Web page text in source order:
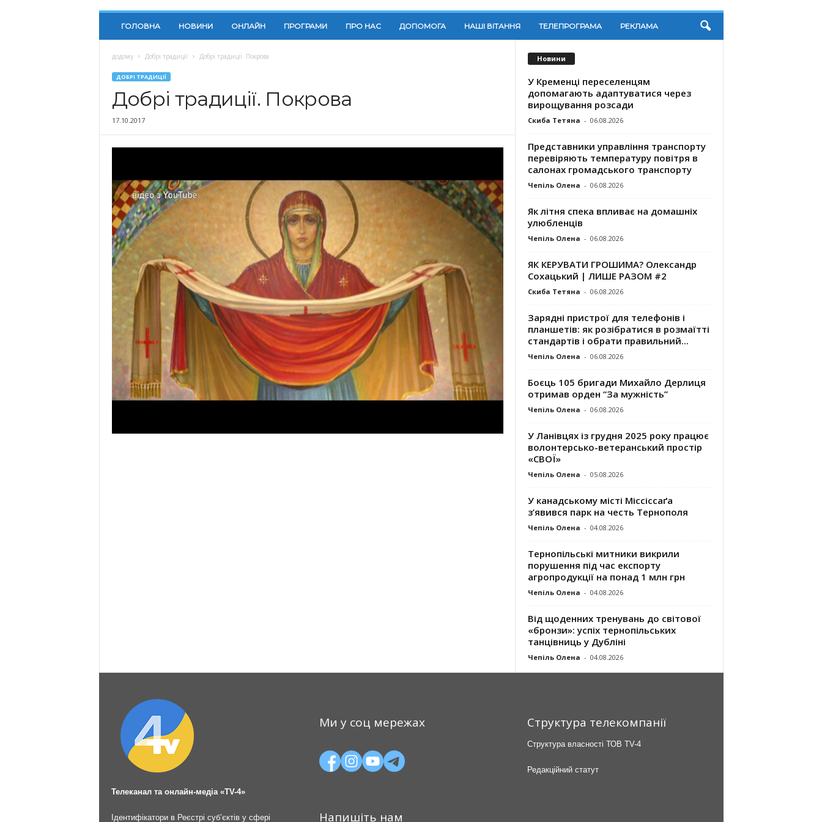
ГОЛОВНА НОВИНИ ОНЛАЙН ПРОГРАМИ ПРО НАС ДОПОМОГА НАШІ ВІТАННЯ ТЕЛЕПРОГРАМА РЕКЛАМА
додому Добрі традиції Добрі традиції. Покрова
ДОБРІ ТРАДИЦІЇ
Добрі традиції. Покрова
17.10.2017
Новини
У Кременці переселенцям
допомагають адаптуватися через
вирощування розсади
Скиба Тетяна - 06.08.2026
Представники управління транспорту
перевіряють температуру повітря в
салонах громадського транспорту
Чепіль Олена - 06.08.2026
Як літня спека впливає на домашніх
улюбленців
Чепіль Олена - 06.08.2026
ЯК КЕРУВАТИ ГРОШИМА? Олександр
Сохацький | ЛИШЕ РАЗОМ #2
Скиба Тетяна - 06.08.2026
Зарядні пристрої для телефонів і
планшетів: як розібратися в розмаїтті
стандартів і обрати правильний...
Чепіль Олена - 06.08.2026
Боєць 105 бригади Михайло Дерлиця
отримав орден “За мужність”
Чепіль Олена - 06.08.2026
У Ланівцях із грудня 2025 року працює
волонтерсько-ветеранський простір
«СВОЇ»
Чепіль Олена - 05.08.2026
У канадському місті Міссіссаґа
з’явився парк на честь Тернополя
Чепіль Олена - 04.08.2026
Тернопільські митники викрили
порушення під час експорту
агропродукції на понад 1 млн грн
Чепіль Олена - 04.08.2026
Від щоденних тренувань до світової
«бронзи»: успіх тернопільських
танцівниць у Дубліні
Чепіль Олена - 04.08.2026
Телеканал та онлайн-медіа «TV-4»
Ідентифікатори в Реєстрі суб’єктів у сфері
Ми у соц мережах
Напишіть нам
Структура телекомпанії
Структура власності ТОВ TV-4
Редакційний статут